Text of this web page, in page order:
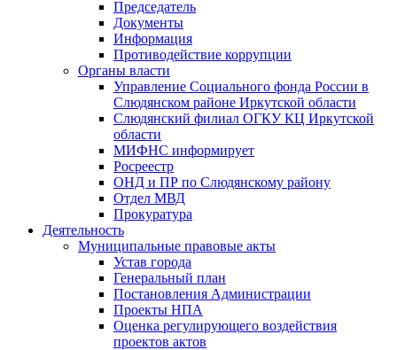
Председатель
Документы
Информация
Противодействие коррупции
Органы власти
Управление Социального фонда России в
Слюдянском районе Иркутской области
Слюдянский филиал ОГКУ КЦ Иркутской
области
МИФНС информирует
Росреестр
ОНД и ПР по Слюдянскому району
Отдел МВД
Прокуратура
Деятельность
Муниципальные правовые акты
Устав города
Генеральный план
Постановления Администрации
Проекты НПА
Оценка регулирующего воздействия
проектов актов